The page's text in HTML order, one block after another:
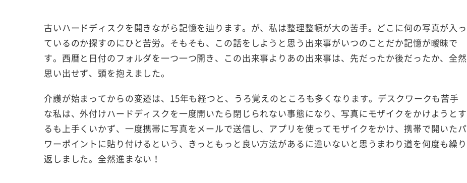
古いハードディスクを開きながら記憶を辿ります。が、私は整理整頓が大の苦手。どこに何の写真が入っ
ているのか探すのにひと苦労。そもそも、この話をしようと思う出来事がいつのことだか記憶が曖昧で
す。西暦と日付のフォルダを一つ一つ開き、この出来事よりあの出来事は、先だったか後だったか、全然
思い出せず、頭を抱えました。
介護が始まってからの変遷は、 15年も経つと、うろ覚えのところも多くなります。デスクワークも苦手
な私は、外付けハードディスクを一度開いたら閉じられない事態になり、写真にモザイクをかけようとす
るも上手くいかず、一度携帯に写真をメールで送信し、アプリを使ってモザイクをかけ、携帯で開いたパ
ワーポイントに貼り付けるという、きっともっと良い方法があるに違いないと思うまわり道を何度も繰り
返しました。全然進まない！